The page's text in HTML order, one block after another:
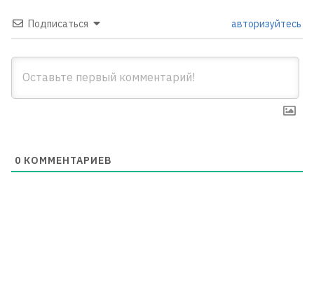
Подписаться авторизуйтесь
0 КОММЕНТАРИЕВ